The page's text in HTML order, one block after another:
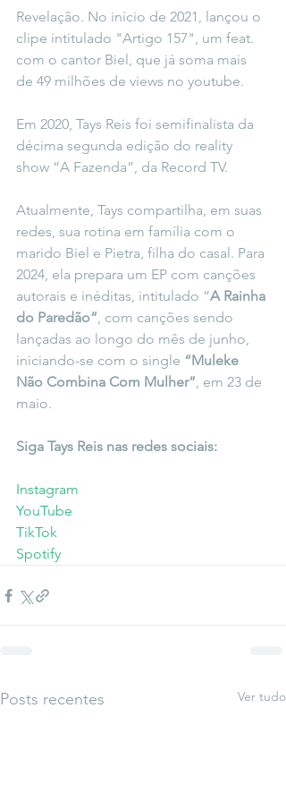
Revelação. No início de 2021, lançou o
clipe intitulado "Artigo 157", um feat.
com o cantor Biel, que já soma mais
de 49 milhões de views no youtube.
Em 2020, Tays Reis foi semifinalista da
décima segunda edição do reality
show “A Fazenda”, da Record TV.
Atualmente, Tays compartilha, em suas
redes, sua rotina em família com o
marido Biel e Pietra, filha do casal. Para
2024, ela prepara um EP com canções
autorais e inéditas, intitulado “A Rainha
do Paredão”, com canções sendo
lançadas ao longo do mês de junho,
iniciando-se com o single “Muleke
Não Combina Com Mulher”, em 23 de
maio.
Siga Tays Reis nas redes sociais:
Instagram
YouTube
TikTok
Spotify
Posts recentes Ver tudo